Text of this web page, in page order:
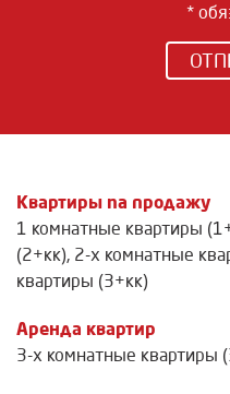
*
Квартиры na продажу
1 комнатные квартиры
(2+кк), 2-х комнатные
квартиры (3+кк)
Аренда квартир
3-х комнатные квартиры